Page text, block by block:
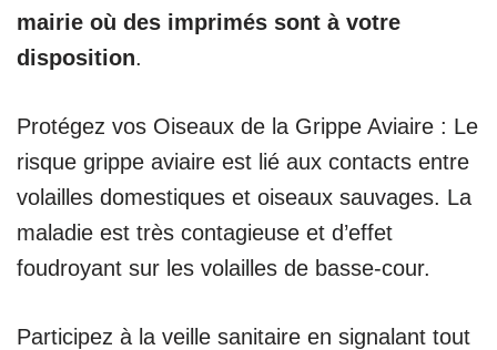
mairie où des imprimés sont à votre
disposition.
Protégez vos Oiseaux de la Grippe Aviaire : Le
risque grippe aviaire est lié aux contacts entre
volailles domestiques et oiseaux sauvages. La
maladie est très contagieuse et d’effet
foudroyant sur les volailles de basse-cour.
Participez à la veille sanitaire en signalant tout